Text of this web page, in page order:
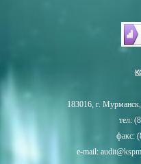
183016, г.
тел:
факс:
e-mail: